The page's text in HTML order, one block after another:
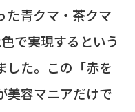
た青クマ・茶クマ
で実現するという
した。この「赤を
美容マニアだけで